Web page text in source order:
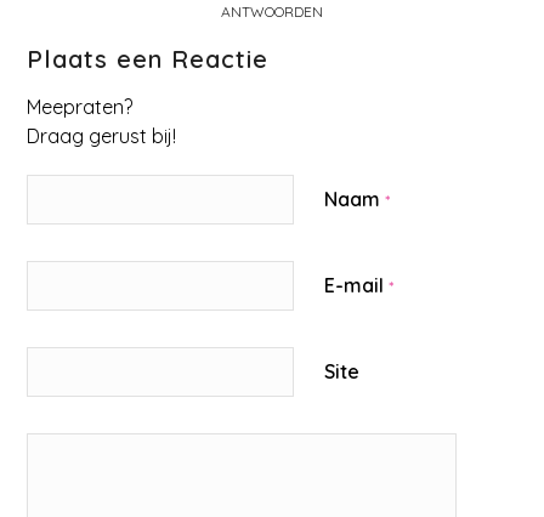
ANTWOORDEN
Plaats een Reactie
Meepraten?
Draag gerust bij!
Naam*
E-mail*
Site